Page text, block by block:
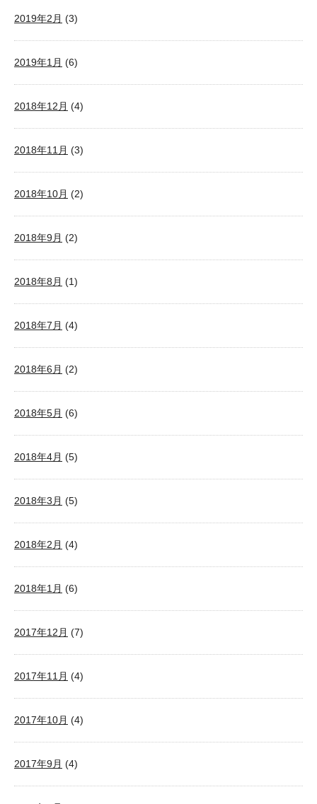
2019年2月 (3)
2019年1月 (6)
2018年12月 (4)
2018年11月 (3)
2018年10月 (2)
2018年9月 (2)
2018年8月 (1)
2018年7月 (4)
2018年6月 (2)
2018年5月 (6)
2018年4月 (5)
2018年3月 (5)
2018年2月 (4)
2018年1月 (6)
2017年12月 (7)
2017年11月 (4)
2017年10月 (4)
2017年9月 (4)